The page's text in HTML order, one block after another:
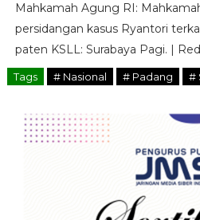
Mahkamah Agung RI:
persidangan kasus Ryantori
paten KSLL: Surabaya Pagi. | Red
Tags # Nasional # Padang #